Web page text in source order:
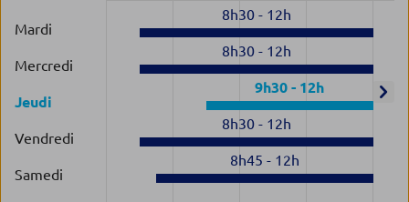
Mardi
8h30- 12h
Mercredi
8h30- 12h
Jeudi
9h30 - 12h
Vendredi
8h30- 12h
Samedi
8h45 - 12h